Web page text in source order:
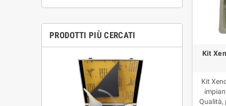
PRODOTTI PIÙ CERCATI
Kit
Kit
Qualità,